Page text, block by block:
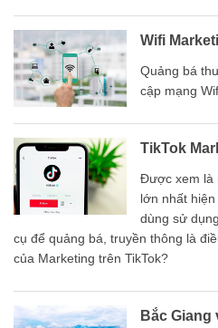
Wifi
Quảng bá
cập mạng
TikTok
Được xem là
lớn nhất
dùng sử
cụ để quảng bá, truyền thông là
của Marketing trên TikTok?
Bắc